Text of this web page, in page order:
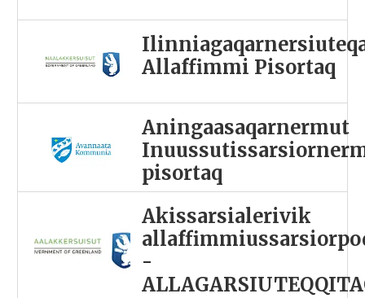
Allaffimmi Pisortaq
Aningaasaqarnermut
pisortaq
Akissarsialerivik
-